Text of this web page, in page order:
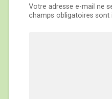
Votre adresse e-mail ne
champs obligatoires sont